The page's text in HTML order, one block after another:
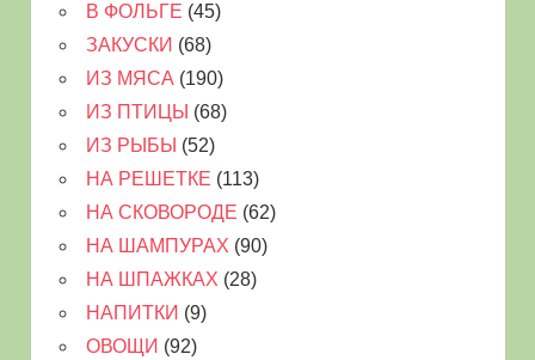
В ФОЛЬГЕ (45)
ЗАКУСКИ (68)
ИЗ МЯСА (190)
ИЗ ПТИЦЫ (68)
ИЗ РЫБЫ (52)
НА РЕШЕТКЕ (113)
НА СКОВОРОДЕ (62)
НА ШАМПУРАХ (90)
НА ШПАЖКАХ (28)
НАПИТКИ (9)
ОВОЩИ (92)